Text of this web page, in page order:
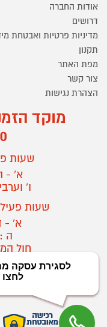
אודות החברה
דרושים
מדיניות פרטיות ואבטחת
תקנון
מפת האתר
צור קשר
הצהרת נגישות
מוקד
שעות
א' -
ו'
שעות
א' -
ה :
חול
יצירת